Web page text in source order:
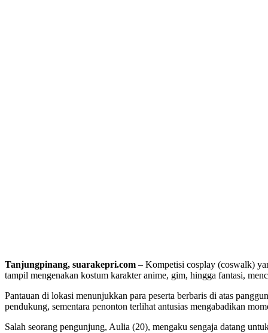
Tanjungpinang, suarakepri.com – Kompetisi cosplay (coswalk)
tampil mengenakan kostum karakter anime, gim, hingga fantasi,
Pantauan di lokasi menunjukkan para peserta berbaris di atas
pendukung, sementara penonton terlihat antusias mengabadikan
Salah seorang pengunjung, Aulia (20), mengaku sengaja datang